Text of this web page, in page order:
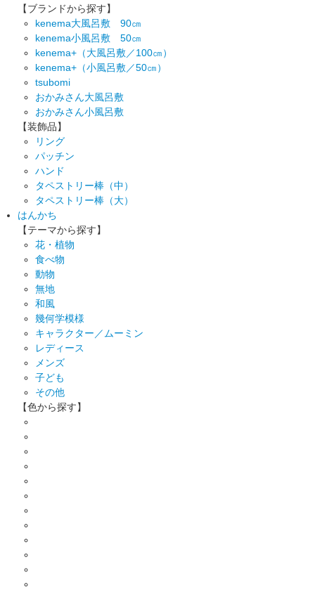
【ブランドから探す】
kenema大風呂敷 90㎝
kenema小風呂敷 50㎝
kenema+（大風呂敷／100㎝）
kenema+（小風呂敷／50㎝）
tsubomi
おかみさん大風呂敷
おかみさん小風呂敷
【装飾品】
リング
パッチン
ハンド
タペストリー棒（中）
タペストリー棒（大）
はんかち
【テーマから探す】
花・植物
食べ物
動物
無地
和風
幾何学模様
キャラクター／ムーミン
レディース
メンズ
子ども
その他
【色から探す】